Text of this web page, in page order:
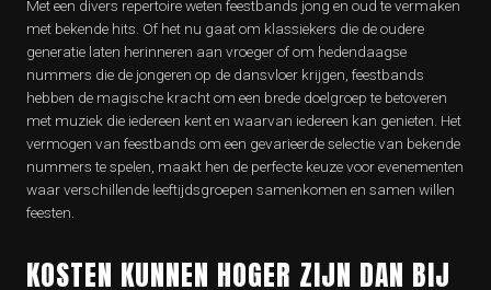
Met een divers repertoire weten feestbands jong en oud te vermaken
met bekende hits. Of het nu gaat om klassiekers die de oudere
generatie laten herinneren aan vroeger of om hedendaagse
nummers die de jongeren op de dansvloer krijgen, feestbands
hebben de magische kracht om een brede doelgroep te betoveren
met muziek die iedereen kent en waarvan iedereen kan genieten. Het
vermogen van feestbands om een gevarieerde selectie van bekende
nummers te spelen, maakt hen de perfecte keuze voor evenementen
waar verschillende leeftijdsgroepen samenkomen en samen willen
feesten.
KOSTEN KUNNEN HOGER ZIJN DAN BIJ